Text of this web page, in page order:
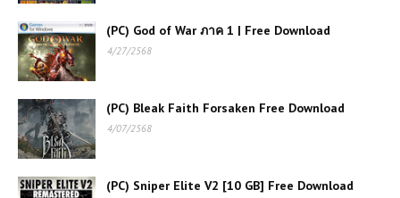
(PC) God of War ภาค 1 | Free Download
4/27/2568
(PC) Bleak Faith Forsaken Free Download
4/07/2568
(PC) Sniper Elite V2 [10 GB] Free Download